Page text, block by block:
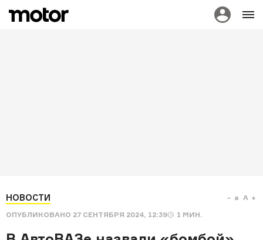
НОВОСТИ
ОПУБЛИКОВАНО 27 СЕНТЯБРЯ 2024, 12:39 1 МИН.
a A